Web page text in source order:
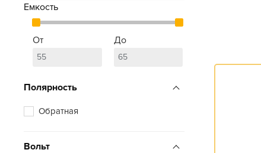
Емкость
От До
Полярность
Обратная
Вольт